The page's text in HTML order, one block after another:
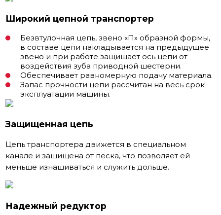
Широкий цепной транспортер
Безвтулочная цепь, звено «П» образной формы,
в составе цепи накладывается на предыдущее
звено и при работе защищает ось цепи от
воздействия зуба приводной шестерни.
Обеспечивает равномерную подачу материала.
Запас прочности цепи рассчитан на весь срок
эксплуатации машины.
Защищенная цепь
Цепь транспортера движется в специальном
канале и защищена от песка, что позволяет ей
меньше изнашиваться и служить дольше.
Надежный редуктор